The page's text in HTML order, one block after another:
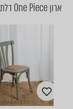
ארון One Piece דלתות כפולות